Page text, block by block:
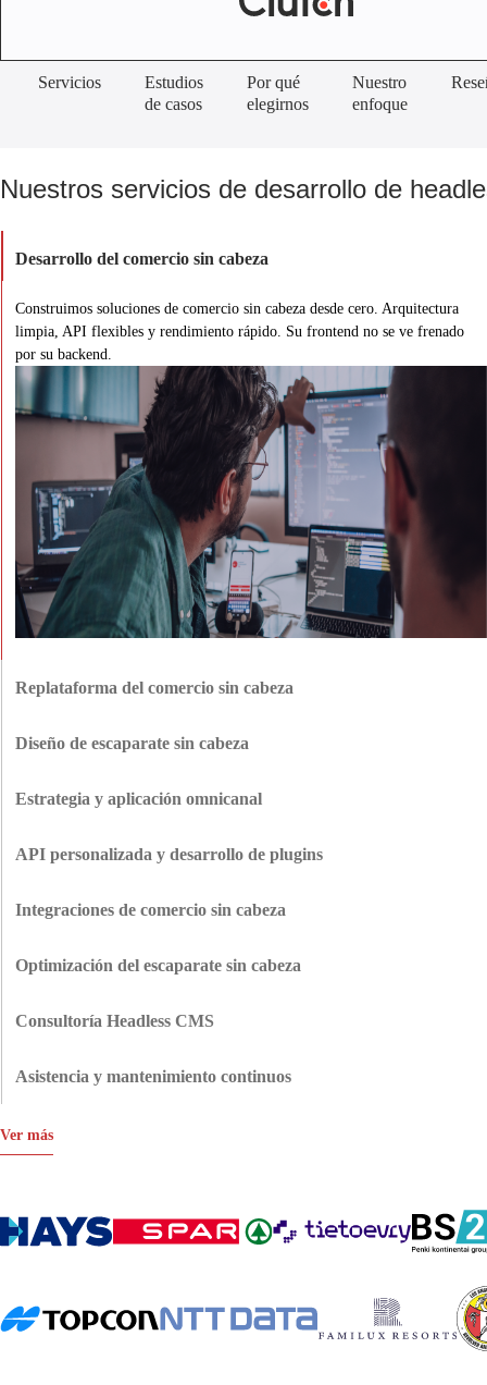
Servicios
Estudios
de casos
Por qué
elegirnos
Nuestro
enfoque
Nuestros servicios de desarrollo de
Desarrollo del comercio sin cabeza
Construimos soluciones de comercio sin cabeza desde cero. Arquitectura
limpia, API flexibles y rendimiento rápido. Su frontend no se ve frenado
por su backend.
Replataforma del comercio sin cabeza
headless paso a paso. Sus datos permanecen seguros. Su SEO permanece
intacto. Obtendrá más flexibilidad de inmediato.
Diseño de escaparate sin cabeza
estructurada e interfaz de usuario de carga rápida. Cada elemento está
diseñado para reducir la fricción y guiar a los usuarios hacia la compra.
Estrategia y aplicación omnicanal
sistemas de las tiendas en un único ecosistema. Tus clientes tendrán la
misma experiencia en todas partes, sin lagunas de datos.
API personalizada y desarrollo de plugins
plugins personalizados, lo que facilita la integración con sistemas de terceros
y amplía las funciones para adaptarlas exactamente a lo que necesita.
Integraciones de comercio sin cabeza
herramientas de análisis, garantizando la sincronización de datos en tiempo
real y un funcionamiento fluido en toda la pila.
Optimización del escaparate sin cabeza
Consultoría Headless CMS
sin cabecera, adaptándola a sus necesidades empresariales para obtener la
máxima flexibilidad y una integración sin problemas con su configuración
Asistencia y mantenimiento continuos
CMS sin cabeza siga siendo seguro y rinda al máximo.
Ver más